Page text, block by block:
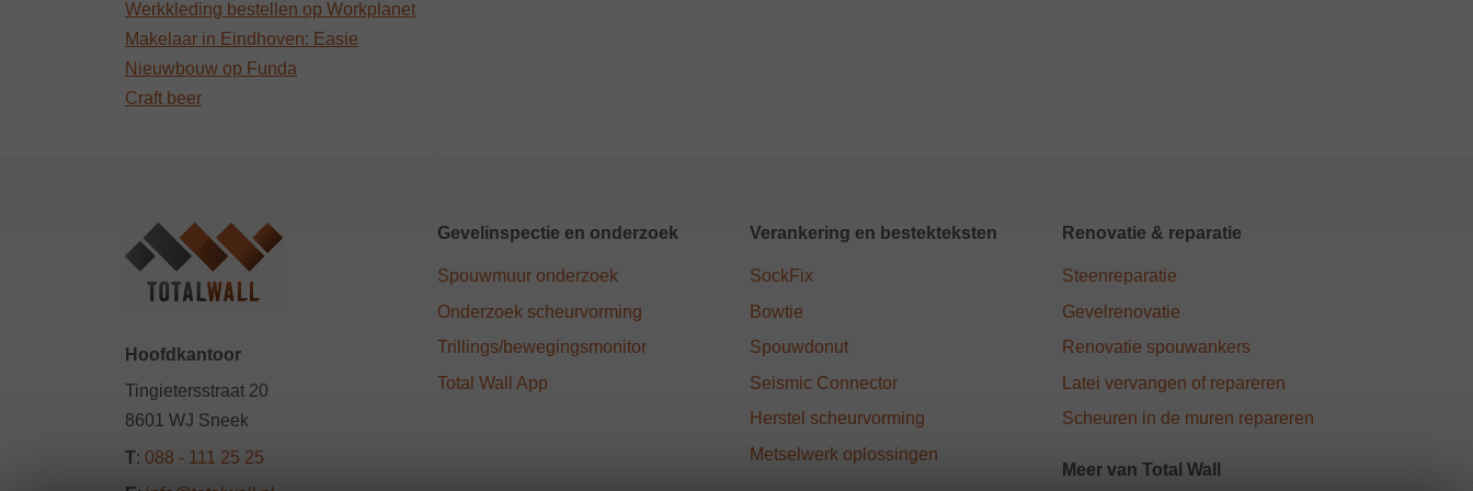
Werkkleding bestellen op Workplanet
Makelaar in Eindhoven: Easie
Nieuwbouw op Funda
Craft beer
Hoofdkantoor
Tingietersstraat 20
8601 WJ Sneek
T: 088 - 111 25 25
Gevelinspectie en onderzoek
Spouwmuur onderzoek
Onderzoek scheurvorming
Trillings/bewegingsmonitor
Total Wall App
Verankering en bestekteksten
SockFix
Bowtie
Spouwdonut
Seismic Connector
Herstel scheurvorming
Metselwerk oplossingen
Renovatie & reparatie
Steenreparatie
Gevelrenovatie
Renovatie spouwankers
Latei vervangen of repareren
Scheuren in de muren repareren
Meer van Total Wall